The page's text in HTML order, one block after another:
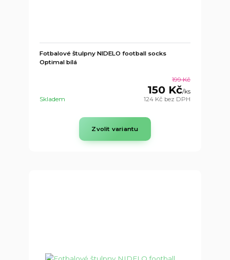
Fotbalové štulpny NIDELO football socks
Optimal bílá
199 Kč
150 Kč/ks
124 Kč bez DPH
Skladem
Zvolit variantu